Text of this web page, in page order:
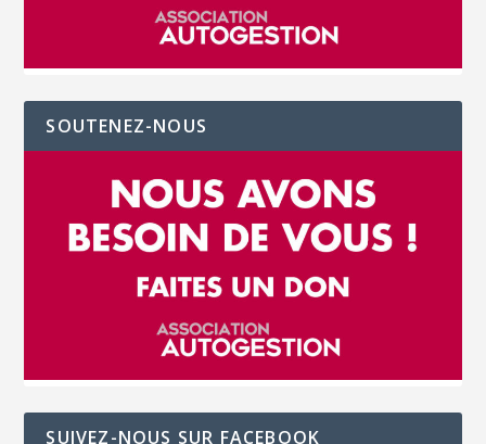
SOUTENEZ-NOUS
SUIVEZ-NOUS SUR FACEBOOK